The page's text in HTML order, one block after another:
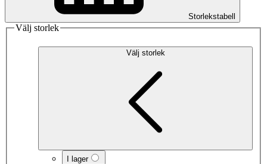
Storlekstabell
Välj storlek
Välj storlek
I lager